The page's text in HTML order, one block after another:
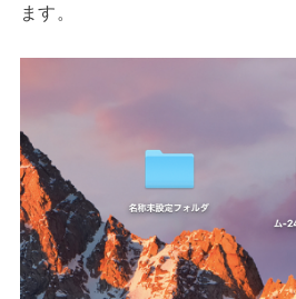
ます。